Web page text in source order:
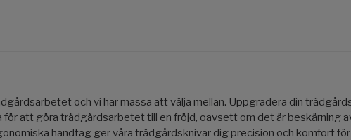
och vi har massa att välja mellan. Uppgradera din
för att göra trädgårdsarbetet till en fröjd, oavsett om det är beskärning
handtag ger våra trädgårdsknivar dig precision och komfort